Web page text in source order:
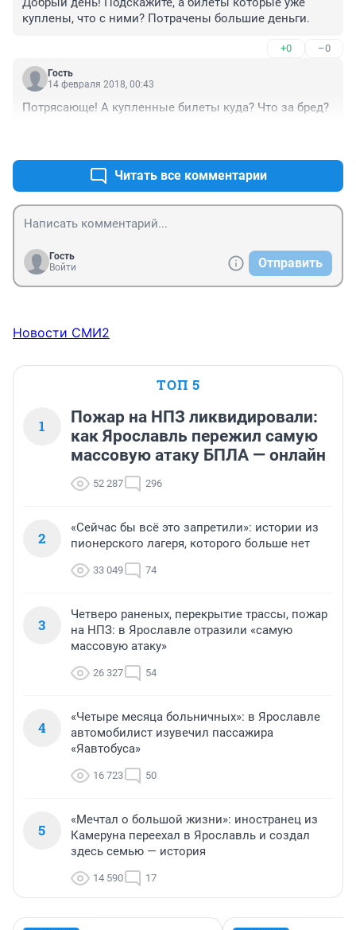
куплены, что с ними? Потрачены большие деньги.
+0 –0
Гость
14 февраля 2018, 00:43
Потрясающе! А купленные билеты куда? Что за бред?
Читать все комментарии
Гость
Войти
Отправить
Новости СМИ2
ТОП 5
1
Пожар на НПЗ ликвидировали:
как Ярославль пережил самую
массовую атаку БПЛА — онлайн
52 287 296
2
«Сейчас бы всё это запретили»: истории из
пионерского лагеря, которого больше нет
33 049 74
3
Четверо раненых, перекрытие трассы, пожар
на НПЗ: в Ярославле отразили «самую
массовую атаку»
26 327 54
4
«Четыре месяца больничных»: в Ярославле
автомобилист изувечил пассажира
«Яавтобуса»
16 723 50
5
«Мечтал о большой жизни»: иностранец из
Камеруна переехал в Ярославль и создал
здесь семью — история
14 590 17